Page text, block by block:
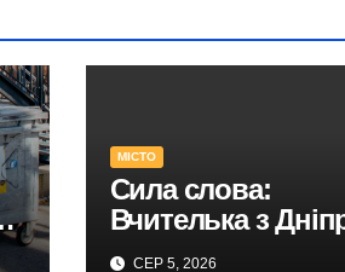
МІСТО
Сила слова:
Вчителька з
ТОП-50 Global
СЕР 5, 2026